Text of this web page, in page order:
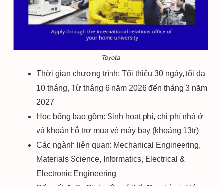
Toyota
Thời gian chương trình: Tối thiểu 30 ngày, tối đa
10 tháng, Từ tháng 6 năm 2026 đến tháng 3 năm
2027
Học bổng bao gồm: Sinh hoạt phí, chi phí nhà ở
và khoản hỗ trợ mua vé máy bay (khoảng 13tr)
Các ngành liên quan: Mechanical Engineering,
Materials Science, Informatics, Electrical &
Electronic Engineering